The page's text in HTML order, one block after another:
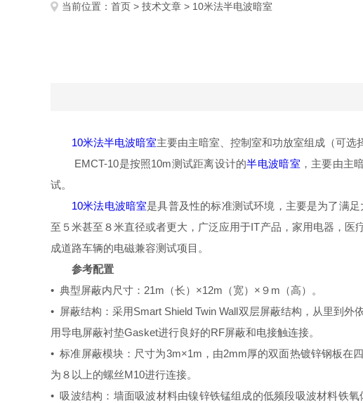
当前位置： 首页 > 技术文章 > 10米法半电波暗室
10米法半电波暗室主要由主暗室、控制室和功放室组成（可选
EMCT-10是按照10m测试距离设计的半电波暗室 ，主要由主
试。
10米法电波暗室是具普及性的标准测试环境，主要是为了满
至５米甚至８米直径或者更大 ，广泛应用于IT产品，家用电器，
成道路车辆的电磁兼容测试项目。
参考配置
• 典型屏蔽内尺寸：21m（长）×12m（宽）×９m（高）
。
• 屏蔽结构：采用Smart Shield Twin Wall双层屏蔽结构，从里到
用导电屏蔽衬垫Gasket进行良好的RF屏蔽和电接触连接。
• 标准屏蔽模块：尺寸为3m×1m，由2mm厚的双面热镀锌钢板在
为８以上的螺丝M10进行连接。
• 吸波结构：墙面吸波材料由镍锌铁锰组成的低频段吸波材料铁